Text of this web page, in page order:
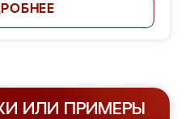
ИЛИ ПРИМЕРЫ